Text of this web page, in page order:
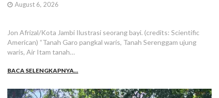
August 6, 2026
Jon Afrizal/Kota Jambi Ilustrasi seorang bayi. (credits: Scientific
American) “Tanah Garo pangkal waris, Tanah Serenggam ujung
waris, Air Itam tanah…
BACA SELENGKAPNYA...